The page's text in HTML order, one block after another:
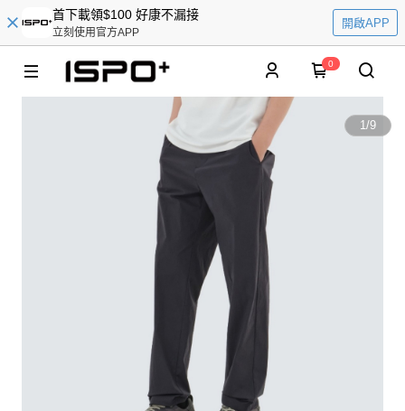
首下載領$100 好康不漏接
立刻使用官方APP
開啟APP
0
1/9